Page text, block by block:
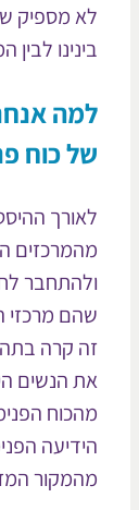
לא מספיק
בינינו
למה
של כוח
לאורך
מהמרכזים
ולהתחבר
שהם מרכזי
זה קרה
את הנשים
מהכוח
הידיעה
מהמקור